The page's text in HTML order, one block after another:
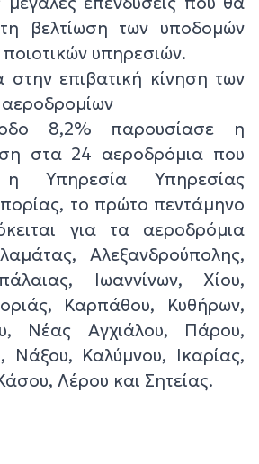
βελτίωση των υποδομών
υπηρεσιών.
στην επιβατική κίνηση των
8,2% παρουσίασε η
στα 24 αεροδρόμια που
η Υπηρεσία Υπηρεσίας
το πρώτο πεντάμηνο
για τα αεροδρόμια
Αλεξανδρούπολης,
Ιωαννίνων, Χίου,
Καρπάθου, Κυθήρων,
Νέας Αγχιάλου, Πάρου,
Νάξου, Καλύμνου, Ικαρίας,
Λέρου και Σητείας.